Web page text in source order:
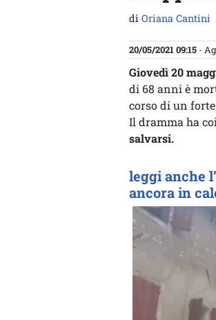
di Oriana Cantini
20/05/2021 09:15 -
Giovedì 20
di 68 anni è
corso di un
Il dramma ha
salvarsi.
leggi anche
ancora in